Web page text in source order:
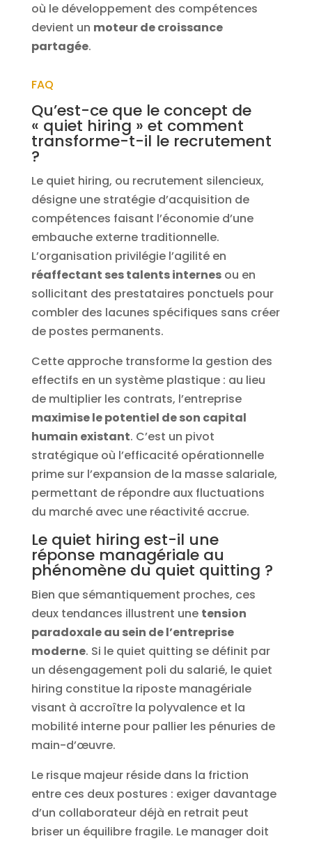
où le développement des compétences
devient un moteur de croissance
partagée.
FAQ
Qu’est-ce que le concept de
« quiet hiring » et comment
transforme-t-il le recrutement
?
Le quiet hiring, ou recrutement silencieux,
désigne une stratégie d’acquisition de
compétences faisant l’économie d’une
embauche externe traditionnelle.
L’organisation privilégie l’agilité en
réaffectant ses talents internesou en
sollicitant des prestataires ponctuels pour
combler des lacunes spécifiques sans créer
de postes permanents.
Cette approche transforme la gestion des
effectifs en un système plastique : au lieu
de multiplier les contrats, l’entreprise
maximise le potentiel de son capital
humain existant. C’est un pivot
stratégique où l’efficacité opérationnelle
prime sur l’expansion de la masse salariale,
permettant de répondre aux fluctuations
du marché avec une réactivité accrue.
Le quiet hiring est-il une
réponse managériale au
phénomène du quiet quitting ?
Bien que sémantiquement proches, ces
deux tendances illustrent une tension
paradoxale au sein de l’entreprise
moderne. Si le quiet quitting se définit par
un désengagement poli du salarié, le quiet
hiring constitue la riposte managériale
visant à accroître la polyvalence et la
mobilité interne pour pallier les pénuries de
main-d’œuvre.
Le risque majeur réside dans la friction
entre ces deux postures : exiger davantage
d’un collaborateur déjà en retrait peut
briser un équilibre fragile. Le manager doit